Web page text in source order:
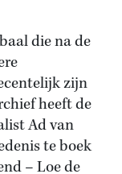
die na de
zijn
heeft de
Ad van
te boek
– Loe de